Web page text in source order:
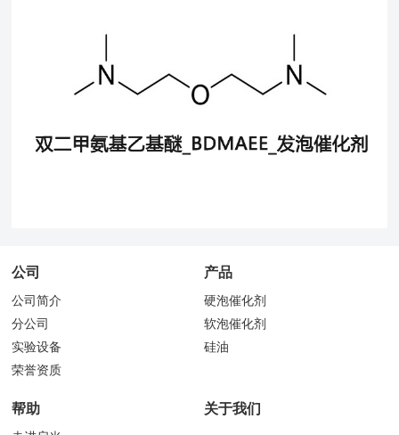
公司
公司简介
分公司
实验设备
荣誉资质
产品
硬泡催化剂
软泡催化剂
硅油
帮助 关于我们